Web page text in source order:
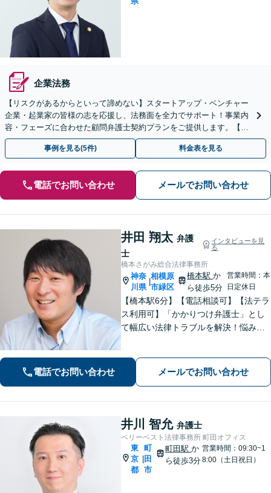
企業法務
【リスクがあるからといって諦めない】スタートアップ・ベンチャー
企業・起業家の皆様の志を応援し、法務面を全力でサポート！事業内
容・フェーズに合わせた顧問弁護士契約プランをご提供します。【顧
問契約／企業法務】
事例を見る(5件) 料金表を見る
電話でお問い合わせ メールでお問い合わせ
井田 翔太 弁護
士
インタビューを見
る
橋本さがみ総合法律事務所
神奈
川県
相模原
市緑区
橋本駅 か
ら徒歩5分
営業時間：本
日定休日
【橋本駅6分】【電話相談可】【法テラ
ス利用可】「かかりつけ弁護士」とし
て幅広い法律トラブルを解決！悩みに
ークの軽さが強み」男性・女性弁護士
が所属し多角的な視点から解決へ尽力
電話でお問い合わせ メールでお問い合わせ
井川 智允 弁護士
ベリーベスト法律事務所 町田オフィス
東
京
都
町
田
市
町田駅か
ら徒歩3分
営業時間：09:30~1
8:00（土日祝日）